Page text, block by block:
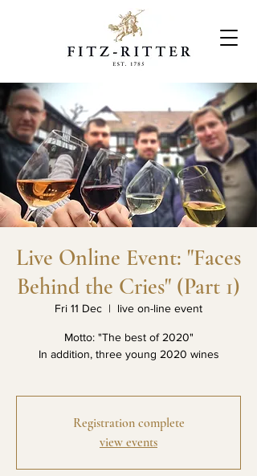
Live Online Event: "Faces
Behind the Cries" (Part 1)
Fri 11 Dec
  |
live on-line event
Motto: "The best of 2020"
In addition, three young 2020 wines
Registration complete
view events